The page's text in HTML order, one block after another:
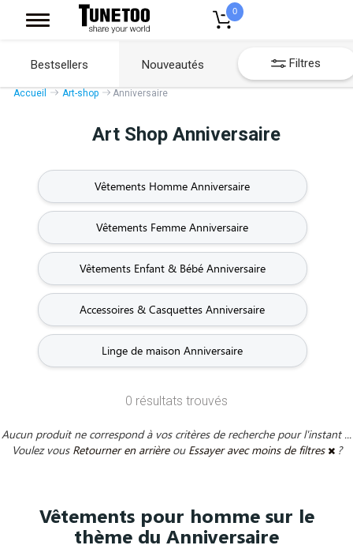
0
Bestsellers Nouveautés Filtres
Accueil Art-shop Anniversaire
Art Shop Anniversaire
Vêtements Homme Anniversaire
Vêtements Femme Anniversaire
Vêtements Enfant & Bébé Anniversaire
Accessoires & Casquettes Anniversaire
Linge de maison Anniversaire
0 résultats trouvés
Aucun produit ne correspond à vos critères de recherche pour l'instant ...
Voulez vous Retourner en arrière ou Essayer avec moins de filtres ?
Vêtements pour homme sur le
thème du Anniversaire